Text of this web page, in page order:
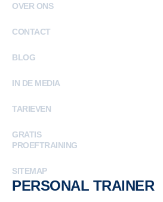
OVER ONS
CONTACT
BLOG
IN DE MEDIA
TARIEVEN
GRATIS
PROEFTRAINING
SITEMAP
PERSONAL TRAINER